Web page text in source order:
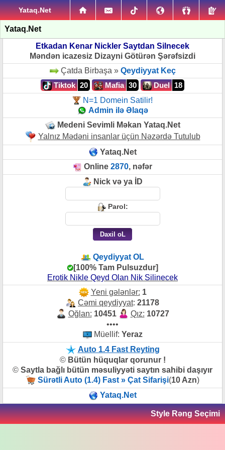
Yataq.Net
Yataq.Net
Etkadan Kenar Nickler Saytdan Silnecek
Məndən icazesiz Dizayni Götürən Şərəfsizdi
Çatda Birbaşa » Qeydiyyat Keç
Tiktok 20 Mafia 30 Duel 18
N=1 Domein Satilir!
Admin ilə Əlaqə
Medeni Sevimli Məkan Yataq.Net
Yalnız Mədəni insanlar üçün Nəzərdə Tutulub
Yataq.Net
Online 2870, nəfər
Nick və ya İD
Parol:
Qeydiyyat OL
[100% Tam Pulsuzdur]
Erotik Nikle Qeyd Olan Nik Silinecek
Yeni gələnlər: 1
Cəmi qeydiyyat: 21178
Oğlan: 10451 Qız: 10727
••••
Müellif: Yeraz
Auto 1.4 Fast Reyting
© Bütün hüquqlar qorunur !
© Saytla bağlı bütün məsuliyyəti saytın sahibi daşıyır
Sürətli Auto (1.4) Fast » Çat Sifarişi(10 Azn)
Yataq.Net
Style Rəng Seçimi